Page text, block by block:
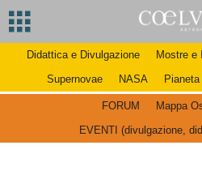
Didattica e Divulgazione Mostre e
Supernovae
NASA
FORUM
Mappa
EVENTI (divulgazione,